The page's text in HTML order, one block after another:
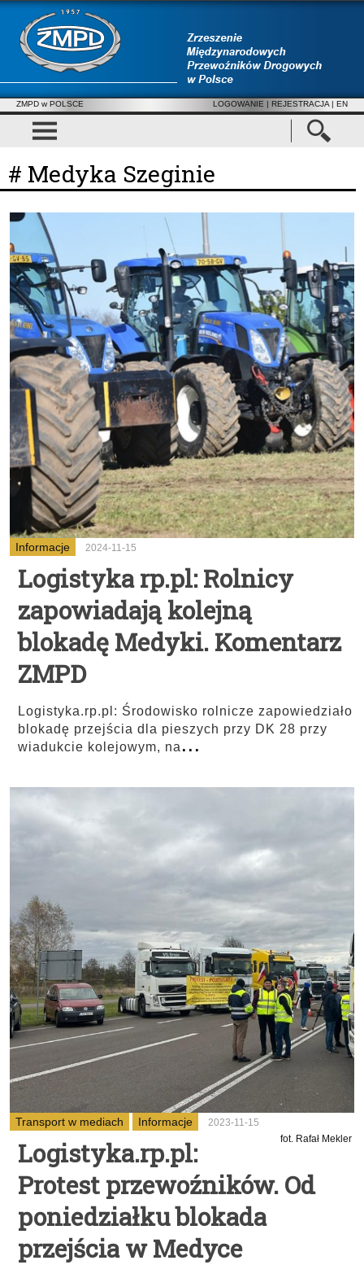
ZMPD w POLSCE LOGOWANIE | REJESTRACJA | EN
# Medyka Szeginie
Informacje 2024-11-15
Logistyka rp.pl: Rolnicy
zapowiadają kolejną
blokadę Medyki. Komentarz
ZMPD
Logistyka.rp.pl: Środowisko rolnicze zapowiedziało
blokadę przejścia dla pieszych przy DK 28 przy
wiadukcie kolejowym, na...
Transport w mediach Informacje
2023-11-15
fot. Rafał Mekler
Logistyka.rp.pl:
Protest przewoźników. Od
poniedziałku blokada
przejścia w Medyce